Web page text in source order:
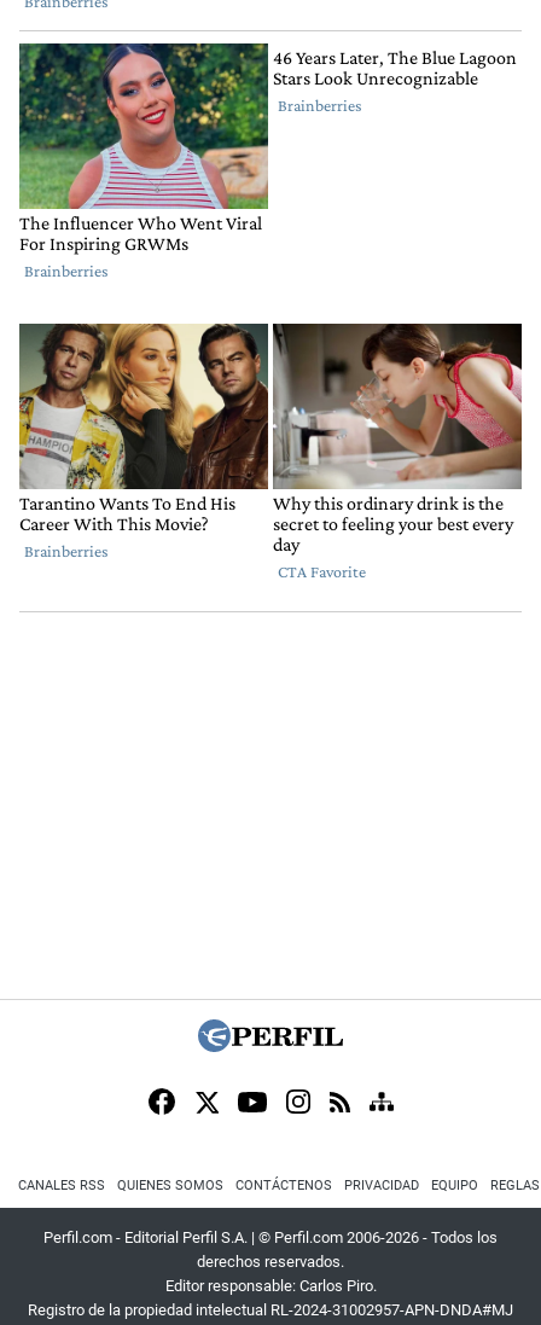
CANALES RSS QUIENES SOMOS CONTÁCTENOS PRIVACIDAD EQUIPO
Perfil.com - Editorial Perfil S.A. | © Perfil.com 2006-2026 - Todos los
derechos reservados.
Editor responsable: Carlos Piro.
Registro de la propiedad intelectual RL-2024-31002957-APN-DNDA#MJ